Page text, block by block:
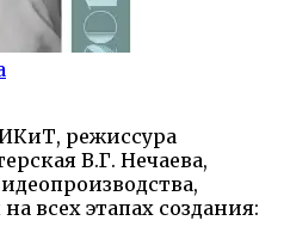
режиссура
В.Г. Нечаева,
всех этапах создания: